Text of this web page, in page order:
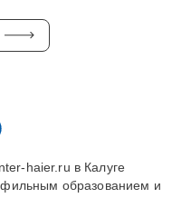
haier.ru в Калуге
образованием и